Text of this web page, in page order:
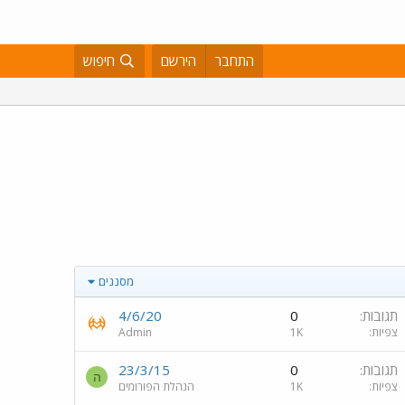
התחבר הירשם חיפוש
מסננים
תגובות 0
צפיות 1K
4/6/20
Admin
תגובות 0
צפיות 1K
23/3/15
הנהלת הפורומים
ה